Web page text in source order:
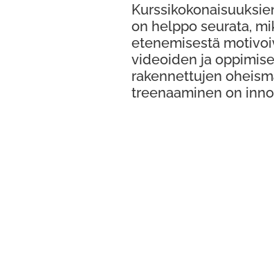
on helppo seurata,
etenemisestä
videoiden ja
rakennettujen
treenaaminen on